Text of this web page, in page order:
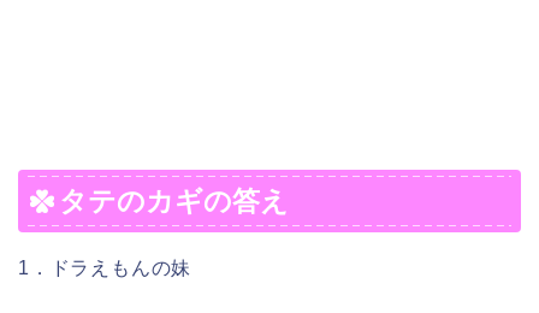
タテのカギの答え
1．ドラえもんの妹